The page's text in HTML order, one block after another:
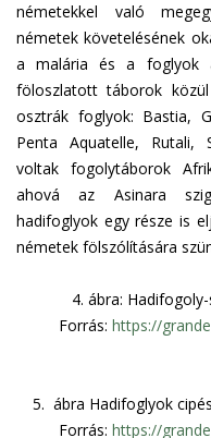
németekkel való
németek követelésének
a malária és a foglyok
föloszlatott táborok
osztrák foglyok: Bastia,
Penta Aquatelle, Rutali,
voltak fogolytáborok
ahová az Asinara
hadifoglyok egy része is
németek fölszólítására
4. ábra:
Forrás: https://
5. ábra Hadifoglyok
Forrás: https://